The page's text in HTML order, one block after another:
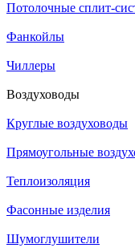
Потолочные сплит-
Фанкойлы
Чиллеры
Воздуховоды
Круглые воздуховоды
Прямоугольные
Теплоизоляция
Фасонные изделия
Шумоглушители